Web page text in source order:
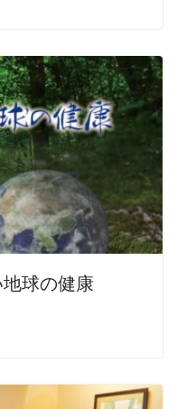
球の健康